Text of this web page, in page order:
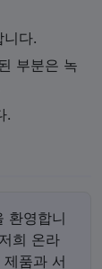
다.
부분은 녹
.
환영합니
희 온라
품과 서